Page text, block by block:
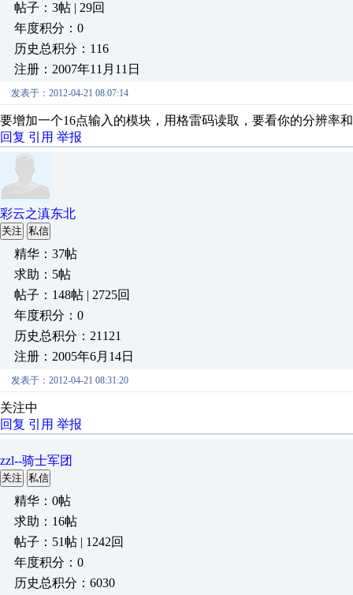
帖子：3帖 | 29回
年度积分：0
历史总积分：116
注册：2007年11月11日
发表于：2012-04-21 08:07:14
要增加一个16点输入的模块，用格雷码读取，要看你的分辨率
回复 引用 举报
彩云之滇东北
关注 私信
精华：37帖
求助：5帖
帖子：148帖 | 2725回
年度积分：0
历史总积分：21121
注册：2005年6月14日
发表于：2012-04-21 08:31:20
关注中
回复 引用 举报
zzl--骑士军团
关注 私信
精华：0帖
求助：16帖
帖子：51帖 | 1242回
年度积分：0
历史总积分：6030